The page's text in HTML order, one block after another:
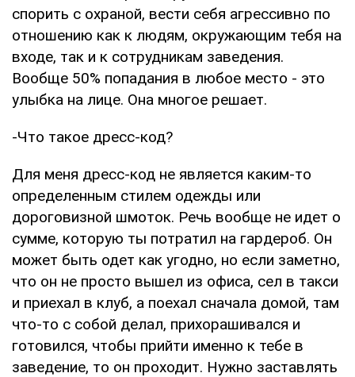
спорить с охраной, вести себя агрессивно по
отношению как к людям, окружающим тебя на
входе, так и к сотрудникам заведения.
Вообще 50% попадания в любое место - это
улыбка на лице. Она многое решает.
-Что такое дресс-код?
Для меня дресс-код не является каким-то
определенным стилем одежды или
дороговизной шмоток. Речь вообще не идет о
сумме, которую ты потратил на гардероб. Он
может быть одет как угодно, но если заметно,
что он не просто вышел из офиса, сел в такси
и приехал в клуб, а поехал сначала домой, там
что-то с собой делал, прихорашивался и
готовился, чтобы прийти именно к тебе в
заведение, то он проходит. Нужно заставлять